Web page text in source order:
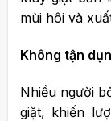
mùi hôi và
Không tận
Nhiều người
giặt, khiến